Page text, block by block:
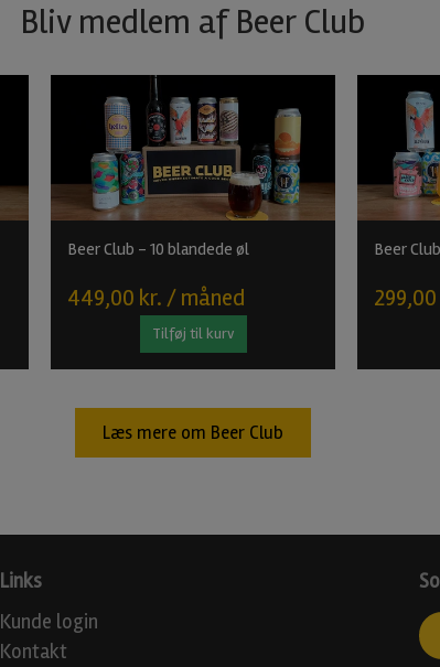
Bliv medlem af Beer Club
Beer Club - 10 blandede øl
449,00 kr. / måned
Tilføj til kurv
Beer
Læs mere om Beer Club
Links
Kunde login
Kontakt